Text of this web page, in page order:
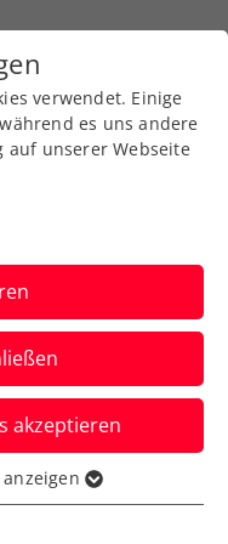
so
den
Jahren
verwendet. Einige
es uns andere
unserer Webseite
akzeptieren
anzeigen